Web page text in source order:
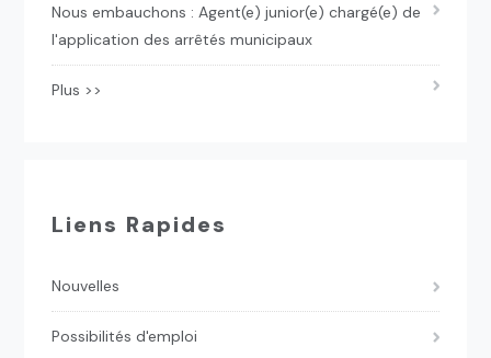
Nous embauchons : Agent(e) junior(e) chargé(e) de
l'application des arrêtés municipaux
Plus >>
Liens Rapides
Nouvelles
Possibilités d'emploi